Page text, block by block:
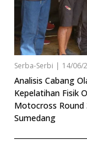
Serba-Serbi | 14/06/
Analisis Cabang
Kepelatihan Fisik
Motocross Round
Sumedang